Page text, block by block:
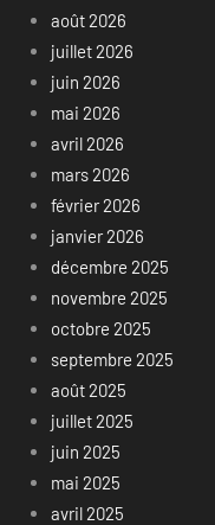
août 2026
juillet 2026
juin 2026
mai 2026
avril 2026
mars 2026
février 2026
janvier 2026
décembre 2025
novembre 2025
octobre 2025
septembre 2025
août 2025
juillet 2025
juin 2025
mai 2025
avril 2025